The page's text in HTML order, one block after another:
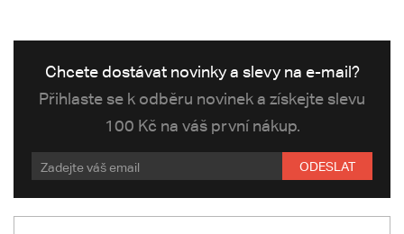
Chcete dostávat novinky a slevy na e-mail?
Přihlaste se k odběru novinek a získejte slevu
100 Kč na váš první nákup.
ODESLAT